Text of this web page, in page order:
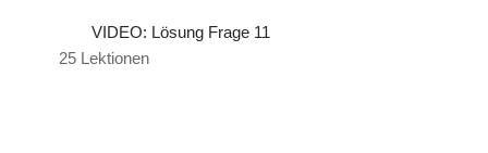
VIDEO: Lösung Frage 11
25 Lektionen